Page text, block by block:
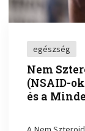
egészség
Nem
(NSAID-
és a